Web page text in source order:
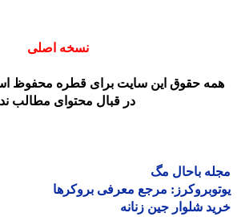
نسخه اصلی
حقوق این سایت برای قطره محفوظ
در قبال محتوای مطالب ندارد.
باحال مگ
مرجع معرفی بروکرها
شلوار جین زنانه